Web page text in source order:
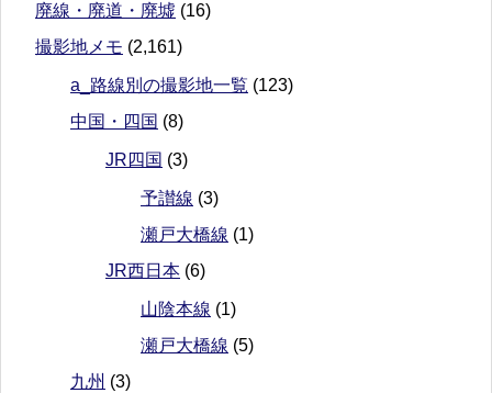
廃線・廃道・廃墟 (16)
撮影地メモ (2,161)
a_路線別の撮影地一覧 (123)
中国・四国 (8)
JR四国 (3)
予讃線 (3)
瀬戸大橋線 (1)
JR西日本 (6)
山陰本線 (1)
瀬戸大橋線 (5)
九州 (3)